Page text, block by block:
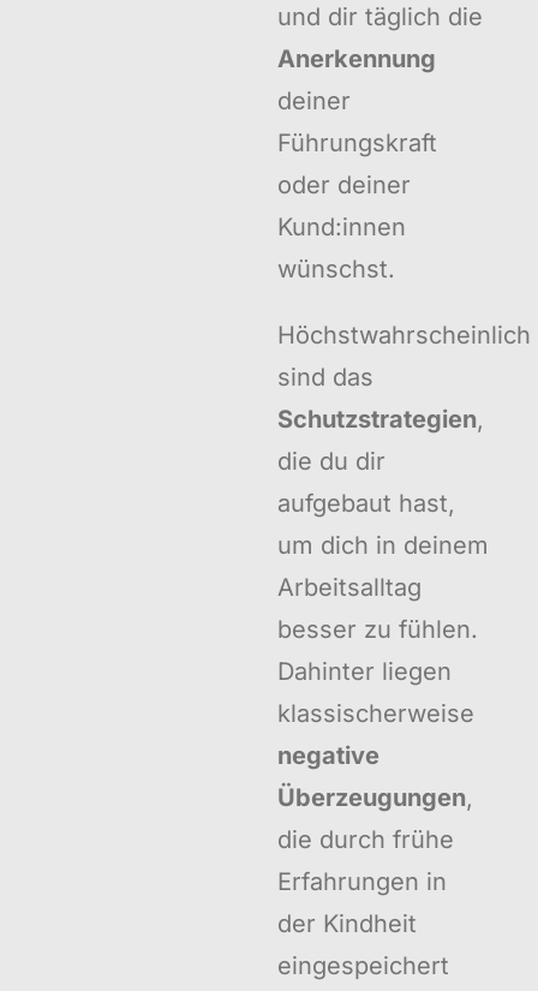
und dir täglich die
Anerkennung
deiner
Führungskraft
oder deiner
Kund:innen
wünschst.
Höchstwahrscheinlich
sind das
Schutzstrategien,
die du dir
aufgebaut hast,
um dich in deinem
Arbeitsalltag
besser zu fühlen.
Dahinter liegen
klassischerweise
negative
Überzeugungen,
die durch frühe
Erfahrungen in
der Kindheit
eingespeichert